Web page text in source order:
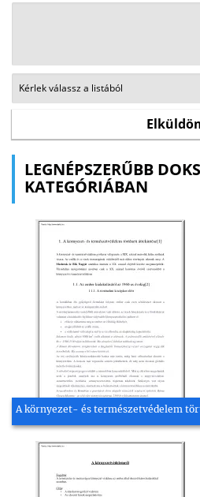
LEGNÉPSZERŰBB
KATEGÓRIÁBAN
A környezet- és természetvédelem